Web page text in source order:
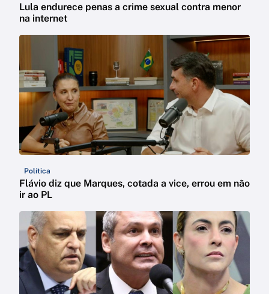
Lula endurece penas a crime sexual contra menor
na internet
Política
Flávio diz que Marques, cotada a vice, errou em não
ir ao PL